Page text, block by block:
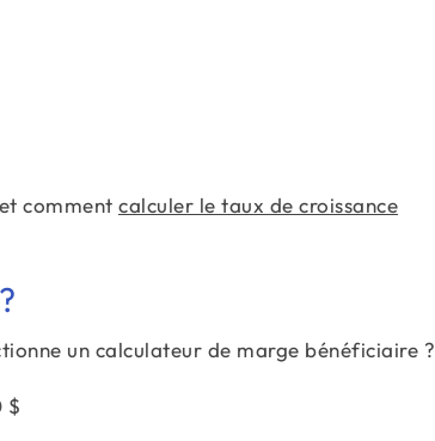
comment calculer le taux de croissance
un calculateur de marge bénéficiaire ?
$